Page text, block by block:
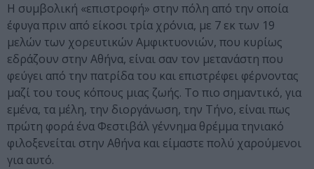
Η συμβολική «επιστροφή» στην πόλη από την οποία
έφυγα πριν από είκοσι τρία χρόνια, με 7 εκ των 19
μελών των χορευτικών Αμφικτυονιών, που κυρίως
εδράζουν στην Αθήνα, είναι σαν τον μετανάστη που
φεύγει από την πατρίδα του και επιστρέφει φέρνοντας
μαζί του τους κόπους μιας ζωής. Το πιο σημαντικό, για
εμένα, τα μέλη, την διοργάνωση, την Τήνο, είναι πως
πρώτη φορά ένα Φεστιβάλ γέννημα θρέμμα τηνιακό
φιλοξενείται στην Αθήνα και είμαστε πολύ χαρούμενοι
για αυτό.